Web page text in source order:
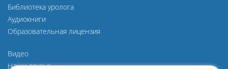
Библиотека уролога
Аудиокниги
Образовательная лицензия
Видео
Наши друзья